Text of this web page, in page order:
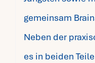
gemeinsam
Neben der
es in beiden